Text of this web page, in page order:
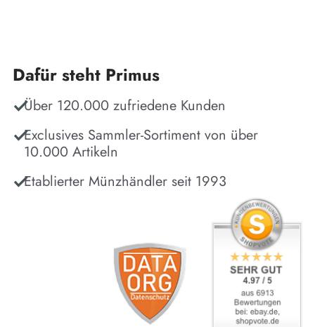
Dafür steht Primus
Über 120.000 zufriedene Kunden
Exclusives Sammler-Sortiment von über
10.000 Artikeln
Etablierter Münzhändler seit 1993